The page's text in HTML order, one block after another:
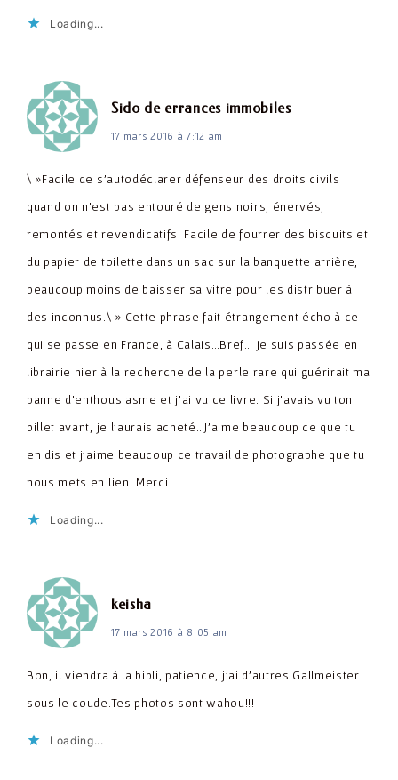
Loading...
Sido de errances immobilesdit :
17 mars 2016 à 7:12 am
\ »Facile de s'autodéclarer défenseur des droits civils
quand on n'est pas entouré de gens noirs, énervés,
remontés et revendicatifs. Facile de fourrer des biscuits et
du papier de toilette dans un sac sur la banquette arrière,
beaucoup moins de baisser sa vitre pour les distribuer à
des inconnus.\ » Cette phrase fait étrangement écho à ce
qui se passe en France, à Calais…Bref… je suis passée en
librairie hier à la recherche de la perle rare qui guérirait ma
panne d'enthousiasme et j'ai vu ce livre. Si j'avais vu ton
billet avant, je l'aurais acheté…J'aime beaucoup ce que tu
en dis et j'aime beaucoup ce travail de photographe que tu
nous mets en lien. Merci.
Loading...
keisha
17 mars 2016 à 8:05 am
Bon, il viendra à la bibli, patience, j'ai d'autres Gallmeister
sous le coude.Tes photos sont wahou!!!
Loading...